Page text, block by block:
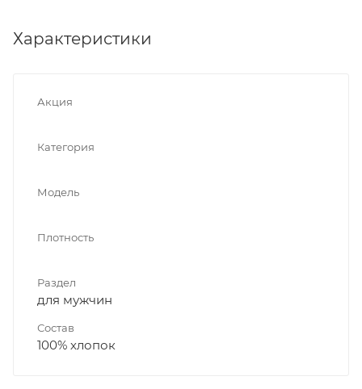
Характеристики
Акция
Категория
Модель
Плотность
Раздел
для мужчин
Состав
100% хлопок